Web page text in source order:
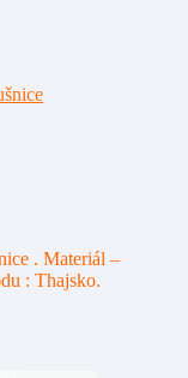
. Materiál –
: Thajsko.